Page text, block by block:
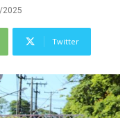
2025
Twitter